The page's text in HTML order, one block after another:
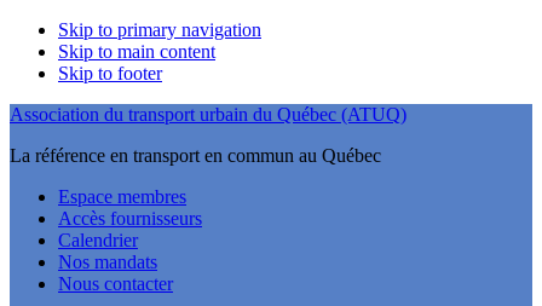
Skip to primary navigation
Skip to main content
Skip to footer
Association du transport urbain du Québec (ATUQ)
La référence en transport en commun au Québec
Espace membres
Accès fournisseurs
Calendrier
Nos mandats
Nous contacter